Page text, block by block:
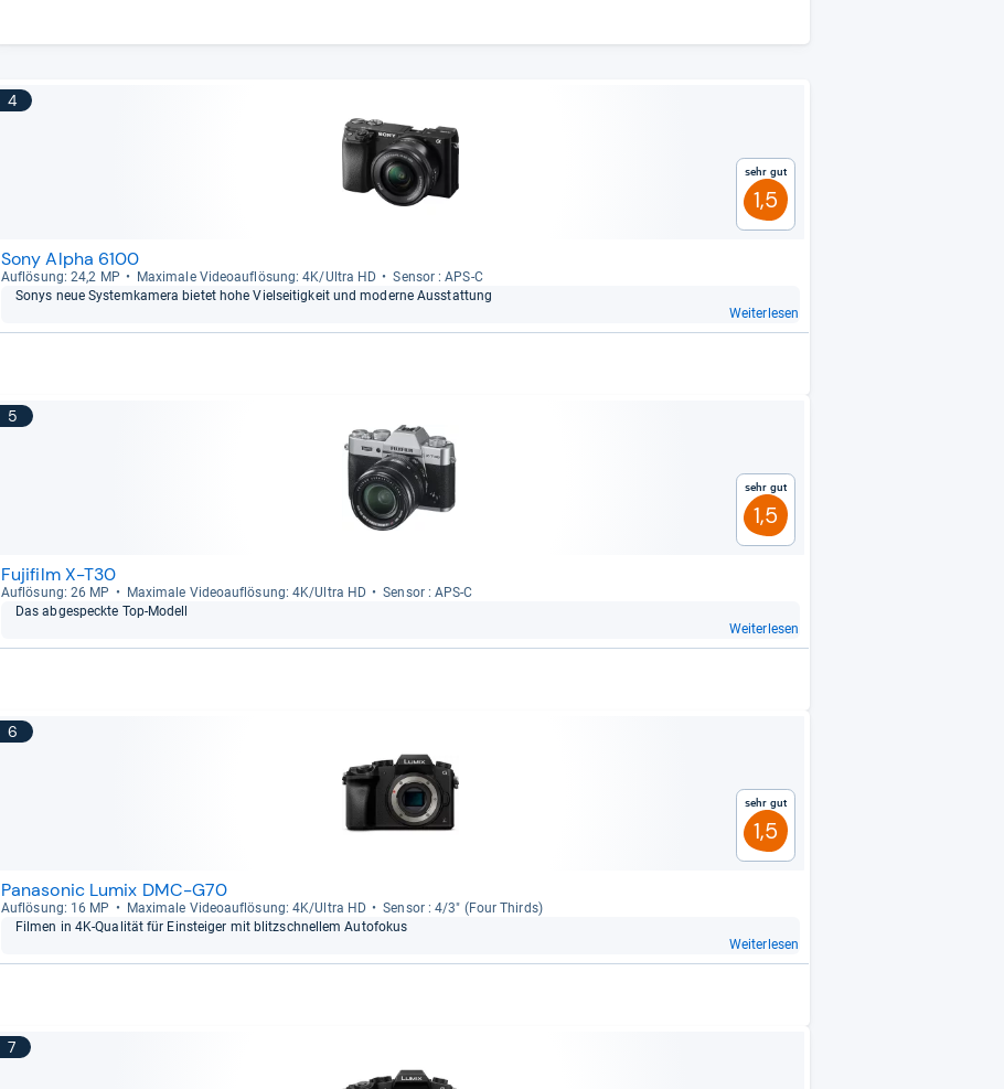
4
Sehr gut
1,5
Sony Alpha 6100
Auf­lö­sung: 24,2 MP Maxi­male Videoauf­lö­sung: 4K/Ultra HD
Sen­sor : APS-​C
Sonys neue Sys­tem­ka­mera bie­tet hohe Viel­sei­tig­keit und moderne Aus­stat­tung
Weiterlesen
5
Sehr gut
1,5
Fujifilm X-T30
Auf­lö­sung: 26 MP Maxi­male Videoauf­lö­sung: 4K/Ultra HD
Sen­sor : APS-​C
Das abge­speckte Top-​Modell
Weiterlesen
6
Sehr gut
1,5
Panasonic Lumix DMC-G70
Auf­lö­sung: 16 MP Maxi­male Videoauf­lö­sung: 4K/Ultra HD
Sen­sor : 4/3" (Four Thirds)
Fil­men in 4K-​Qua­li­tät für Ein­stei­ger mit blitz­schnel­lem Auto­fo­kus
Weiterlesen
7